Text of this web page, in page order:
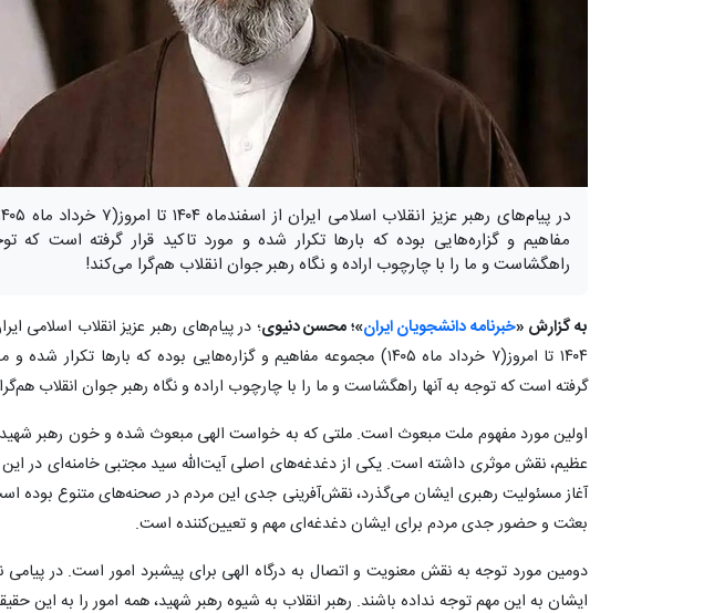
مفاهیم و گزاره‌هایی بوده که بارها تکرار شده و مورد تاکید قرار گرفته است که
راهگشاست و ما را با چارچوب اراده و نگاه رهبر جوان انقلاب هم‌گرا می‌کند!
به گزارش «خبرنامه دانشجویان ایران»؛ محسن دنیوی؛ در پیام‌های رهبر عزیز انقلاب اسلامی
۱۴۰۴ تا امروز(۷ خرداد ماه ۱۴۰۵) مجموعه مفاهیم و گزاره‌هایی بوده که بارها تکرار
گرفته است که توجه به آنها راهگشاست و ما را با چارچوب اراده و نگاه رهبر جوان انقلاب
اولین مورد مفهوم ملت مبعوث است. ملتی که به خواست الهی مبعوث شده و خون رهبر شهید
عظیم، نقش موثری داشته است. یکی از دغدغه‌های اصلی آیت‌الله سید مجتبی خامنه‌ای در این
آغاز مسئولیت رهبری ایشان می‌گذرد، نقش‌آفرینی جدی این مردم در صحنه‌های متنوع بوده
بعثت و حضور جدی مردم برای ایشان دغدغه‌ای مهم و تعیین‌کننده است.
دومین مورد توجه به نقش معنویت و اتصال به درگاه الهی برای پیشبرد امور است. در
ایشان به این مهم توجه نداده باشند. رهبر انقلاب به شیوه رهبر شهید، همه امور را به این